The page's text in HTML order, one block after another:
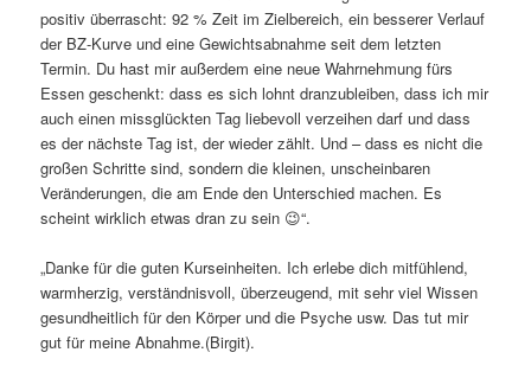
positiv überrascht: 92 % Zeit im Zielbereich, ein besserer Verlauf
der BZ-Kurve und eine Gewichtsabnahme seit dem letzten
Termin. Du hast mir außerdem eine neue Wahrnehmung fürs
Essen geschenkt: dass es sich lohnt dranzubleiben, dass ich mir
auch einen missglückten Tag liebevoll verzeihen darf und dass
es der nächste Tag ist, der wieder zählt. Und – dass es nicht die
großen Schritte sind, sondern die kleinen, unscheinbaren
Veränderungen, die am Ende den Unterschied machen. Es
scheint wirklich etwas dran zu sein 😉“.
„Danke für die guten Kurseinheiten. Ich erlebe dich mitfühlend,
warmherzig, verständnisvoll, überzeugend, mit sehr viel Wissen
gesundheitlich für den Körper und die Psyche usw. Das tut mir
gut für meine Abnahme.(Birgit).